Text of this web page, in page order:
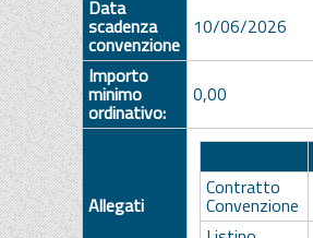
Data
scadenza
convenzione
10/06/2026
Importo
minimo
ordinativo:
0,00
Allegati
Contratto
Convenzione